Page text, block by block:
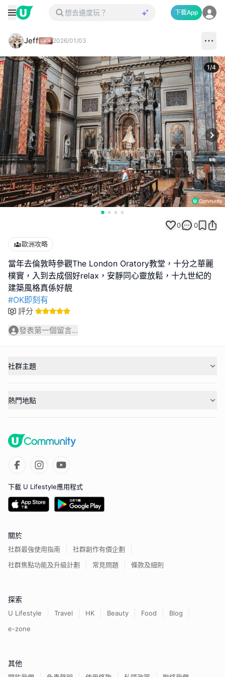
下載App
Jeff 2026/01/03
1/4
0 0
歐洲攻略
當年去倫敦時參觀The London Oratory教堂，十分之華麗
樸實，入到去成個好relax，安靜同心靈放鬆，十九世紀的
#OK即刻有
評分
發表第一個留言...
社群主題
熱門地點
下載 U Lifestyle應用程式
關於
社群最強使用指南
社群創作有價企劃
社群焦點功能及升級計劃
常見問題 條款及細則
探索
U Lifestyle Travel HK Beauty Food
Blog
e-zone
其他